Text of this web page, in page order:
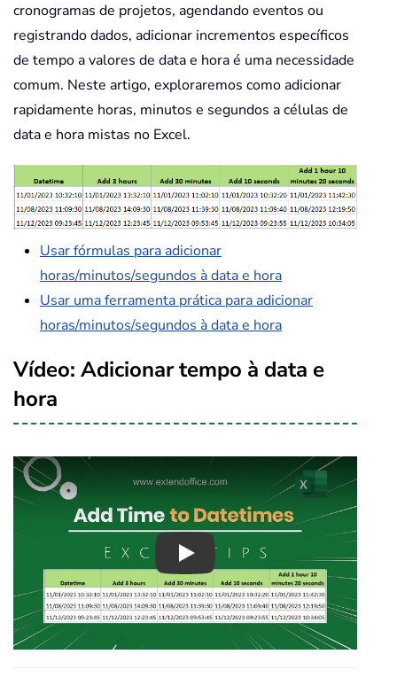
cronogramas de projetos, agendando eventos ou
registrando dados, adicionar incrementos específicos
de tempo a valores de data e hora é uma necessidade
comum. Neste artigo, exploraremos como adicionar
rapidamente horas, minutos e segundos a células de
data e hora mistas no Excel.
Usar fórmulas para adicionar
horas/minutos/segundos à data e hora
Usar uma ferramenta prática para adicionar
horas/minutos/segundos à data e hora
Vídeo: Adicionar tempo à data e
hora
Play